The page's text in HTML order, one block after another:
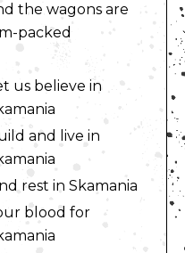
the wagons are
packed
us believe in
and live in
rest in Skamania
blood for